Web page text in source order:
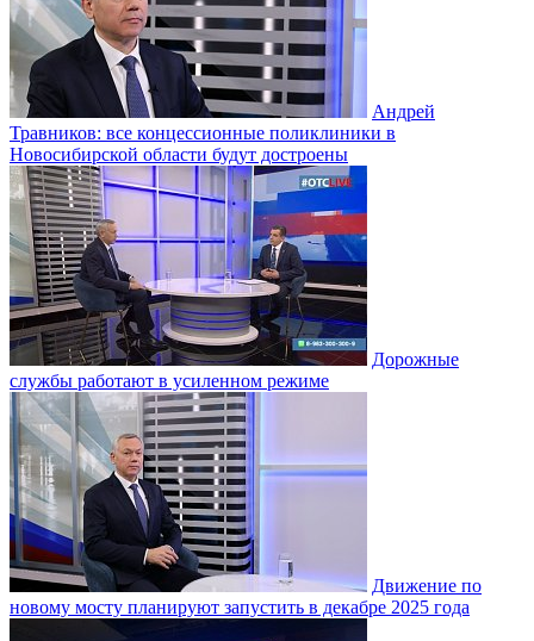
Андрей
Травников: все концессионные поликлиники в
Новосибирской области будут достроены
Дорожные
службы работают в усиленном режиме
Движение по
новому мосту планируют запустить в декабре 2025 года